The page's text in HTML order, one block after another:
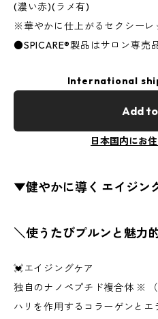
(濃い赤)(ラメ有)
※華やかに仕上がるセクシーレ
●SPICARE®製品はサロン専売
International
Add
日本国内にお
▼健やかに導く エイジン
＼使うたびプルンと魅力
💓エイジングケア
独自のナノペプチド複合体 ※
ハリを作用するコラーゲンと